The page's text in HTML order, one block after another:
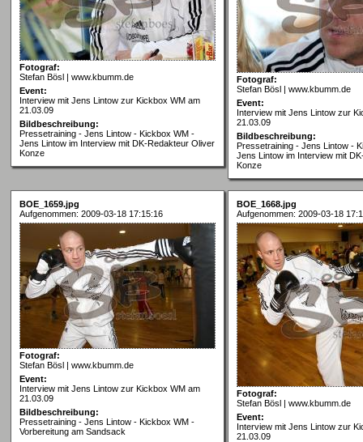
Fotograf:
Stefan Bösl | www.kbumm.de
Event:
Interview mit Jens Lintow zur Kickbox WM am
21.03.09
Bildbeschreibung:
Pressetraining - Jens Lintow - Kickbox WM -
Jens Lintow im Interview mit DK-Redakteur Oliver
Konze
Fotograf:
Stefan Bösl | www.kbumm.de
Event:
Interview mit Jens Lintow zur
21.03.09
Bildbeschreibung:
Pressetraining - Jens Lintow -
Jens Lintow im Interview mit
Konze
BOE_1659.jpg
Aufgenommen: 2009-03-18 17:15:16
Fotograf:
Stefan Bösl | www.kbumm.de
Event:
Interview mit Jens Lintow zur Kickbox WM am
21.03.09
Bildbeschreibung:
Pressetraining - Jens Lintow - Kickbox WM -
Vorbereitung am Sandsack
BOE_1668.jpg
Aufgenommen: 2009-03-18
Fotograf:
Stefan Bösl | www.kbumm.de
Event:
Interview mit Jens Lintow zur
21.03.09